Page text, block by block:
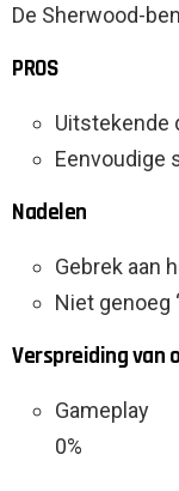
De Sherwood-
PROS
Uitstekende
Eenvoudige
Nadelen
Gebrek aan
Niet genoeg
Verspreiding van
Gameplay
0%